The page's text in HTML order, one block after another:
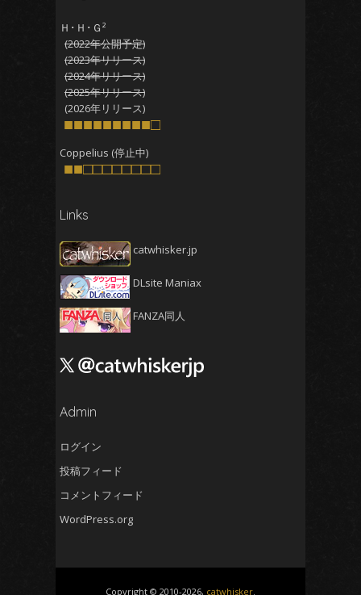
2025年11月
2025年10月(4)
2025年9月 (4)
2025年8月(5)
2025年7月(4)
(4)
2025年5月(5)
2025年3月
2025年2月(4)
2025年1月(5)
2024年12月(5)
2024年11月(5)
2024年9月(4)
2024年7月
Ｈ･Ｈ･Ｇ²
(2022年公開予定)
(2023年リリース)
(2024年リリース)
(2025年リリース)
(2026年リリース)
■■■■■■■■■□
Coppelius (停止中)
■■□□□□□□□□
Links
catwhisker.jp
DLsite Maniax
FANZA同人
Admin
ログイン
投稿フィード
コメントフィード
WordPress.org
Copyright © 2010-2026, catwhisker.